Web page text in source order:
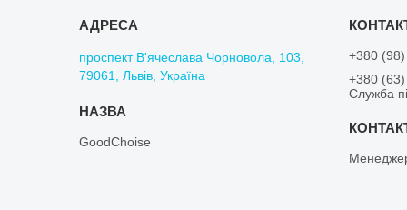
проспект В'ячеслава Чорновола, 103,
79061, Львів, Україна
GoodChoise
+380
+380
Служба